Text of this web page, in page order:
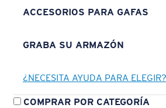
ACCESORIOS PARA GAFAS
GRABA SU ARMAZÓN
¿NECESITA AYUDA PARA ELEGIR?
COMPRAR POR CATEGORÍA